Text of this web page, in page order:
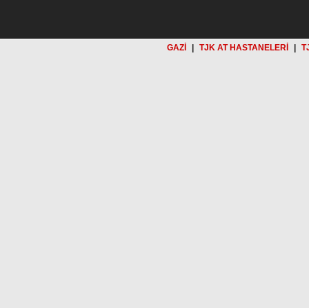
GAZİ TJK AT HASTANELERİ